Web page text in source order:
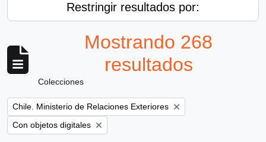
Restringir resultados por:
Mostrando 268
resultados
Colecciones
Remove filter:
Chile. Ministerio de Relaciones Exteriores
Remove filter:
Con objetos digitales